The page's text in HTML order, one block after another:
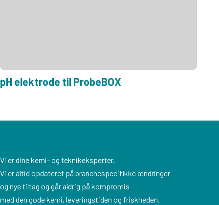
pH elektrode til ProbeBOX
Vi er dine kemi- og teknikeksperter.
Vi er altid opdateret på branchespecifikke ændringer
og nye tiltag og går aldrig på kompromis
med den gode kemi, leveringstiden og friskheden.